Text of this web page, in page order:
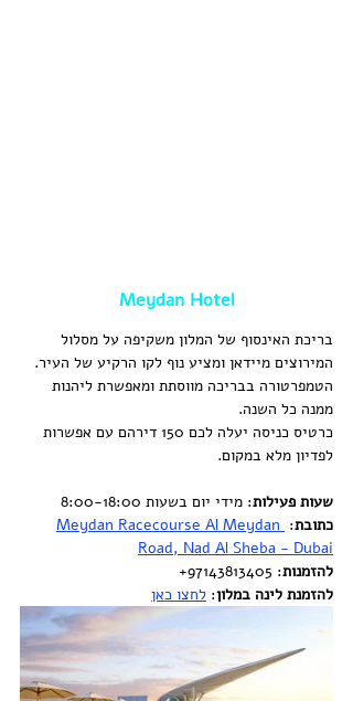
Meydan Hotel
בריכת האינסוף של המלון משקיפה על מסלול
המירוצים מיידאן ומציע נוף לקו הרקיע של העיר.
הטמפרטורה בבריכה מווסתת ומאפשרת ליהנות
ממנה כל השנה.
כרטיס כניסה יעלה לכם 150 דירהם עם אפשרות
לפדיון מלא במקום.
שעות פעילות: מידי יום בשעות 8:00-18:00
כתובת:
Meydan Racecourse Al Meydan
Road, Nad Al Sheba - Dubai
להזמנות: 97143813405+
להזמנת לינה במלון: לחצו כאן